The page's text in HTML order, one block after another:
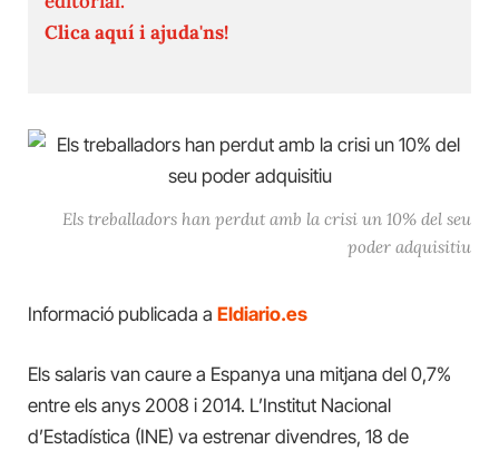
Clica aquí i ajuda'ns!
Els treballadors han perdut amb la crisi un 10% del seu
poder adquisitiu
Informació publicada a Eldiario.es
Els salaris van caure a Espanya una mitjana del 0,7%
entre els anys 2008 i 2014. L’Institut Nacional
d’Estadística (INE) va estrenar divendres, 18 de